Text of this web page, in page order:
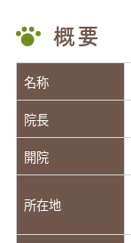
概要
名称
院長
開院
所在地